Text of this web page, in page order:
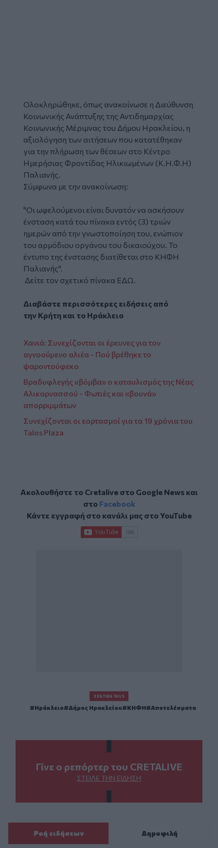
Ολοκληρώθηκε, όπως ανακοίνωσε η Διεύθυνση
Κοινωνικής Ανάπτυξης της Αντιδημαρχίας
Κοινωνικής Μέριμνας του Δήμου Ηρακλείου, η
αξιολόγηση των αιτήσεων που κατατέθηκαν
για την πλήρωση των θέσεων στο Κέντρο
Ημερήσιας Φροντίδας Ηλικιωμένων (Κ.Η.Φ.Η)
Παλιανής.
Σύμφωνα με την ανακοίνωση:
"Οι ωφελούμενοι είναι δυνατόν να ασκήσουν
ένσταση κατά του πίνακα εντός (3) τριών
ημερών από την γνωστοποίηση του, ενώπιον
του αρμόδιου οργάνου του δικαιούχου. Το
έντυπο της ένστασης διατίθεται στο ΚΗΦΗ
Παλιανής".
Δείτε τον σχετικό πίνακα ΕΔΩ.
Διαβάστε περισσότερες ειδήσεις από
την Κρήτη και το Ηράκλειο
Χανιά: Συνεχίζονται οι έρευνες για τον
αγνοούμενο αλιέα - Πού βρέθηκε το
ψαροντούφεκο
Βραδυφλεγής «βόμβα» ο καταυλισμός της Νέας
Αλικαρνασσού - Φωτιές και «βουνά»
απορριμμάτων
Συνεχίζονται οι εορτασμοί για τα 19 χρόνια του
Talos Plaza
Ακολουθήστε το Cretalive στο Google Newsκαι
στο Facebook
Κάντε εγγραφή στο κανάλι μας στοYouTube
ΣΧΕΤΙΚΆ TAGS
Ηράκλειο Δήμος Ηρακλείου ΚΗΦΗ Αποτελέσματα
Γίνε ο ρεπόρτερ του CRETALIVE
ΣΤΕΊΛΕ ΤΗΝ ΕΊΔΗΣΗ
Ροή ειδήσεων Δημοφιλή